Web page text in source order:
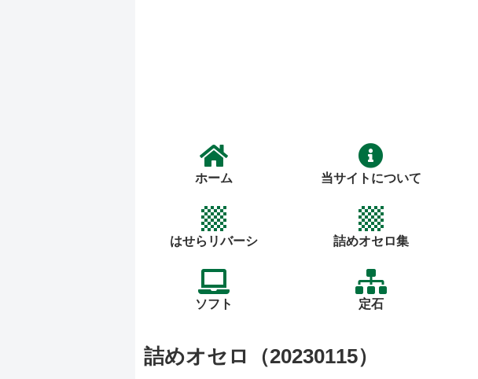
ホーム 当サイトについて
はせらリバーシ 詰めオセロ集
ソフト 定石
詰めオセロ（20230115）